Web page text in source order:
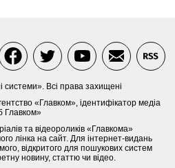
системи». Всі права захищені
«Главком», ідентифікатор медіа
Главком»
та відеороликів «Главкома»
лінка на сайт. Для інтернет-видань
відкритого для пошукових систем
новину, статтю чи відео.